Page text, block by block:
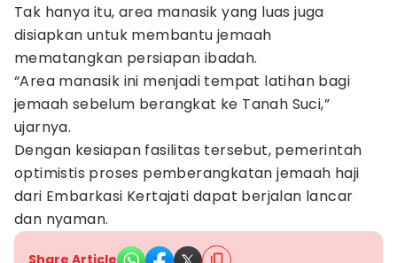
Tak hanya itu, area manasik yang luas juga
disiapkan untuk membantu jemaah
mematangkan persiapan ibadah.
“Area manasik ini menjadi tempat latihan bagi
jemaah sebelum berangkat ke Tanah Suci,”
ujarnya.
Dengan kesiapan fasilitas tersebut, pemerintah
optimistis proses pemberangkatan jemaah haji
dari Embarkasi Kertajati dapat berjalan lancar
dan nyaman.
Share Article